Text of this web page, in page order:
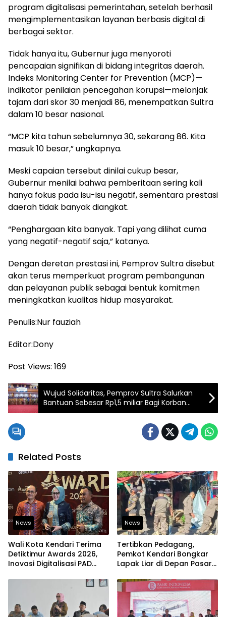
program digitalisasi pemerintahan, setelah berhasil
mengimplementasikan layanan berbasis digital di
berbagai sektor.
Tidak hanya itu, Gubernur juga menyoroti
pencapaian signifikan di bidang integritas daerah.
Indeks Monitoring Center for Prevention (MCP)—
indikator penilaian pencegahan korupsi—melonjak
tajam dari skor 30 menjadi 86, menempatkan Sultra
dalam 10 besar nasional.
“MCP kita tahun sebelumnya 30, sekarang 86. Kita
masuk 10 besar,” ungkapnya.
Meski capaian tersebut dinilai cukup besar,
Gubernur menilai bahwa pemberitaan sering kali
hanya fokus pada isu-isu negatif, sementara prestasi
daerah tidak banyak diangkat.
“Penghargaan kita banyak. Tapi yang dilihat cuma
yang negatif-negatif saja,” katanya.
Dengan deretan prestasi ini, Pemprov Sultra disebut
akan terus memperkuat program pembangunan
dan pelayanan publik sebagai bentuk komitmen
meningkatkan kualitas hidup masyarakat.
Penulis:Nur fauziah
Editor:Dony
Post Views: 169
Wujud Solidaritas, Pemprov Sultra Salurkan
Bantuan Sebesar Rp1,5 miliar Bagi Korban
Bencana di Aceh, Sumut dan Sumbar
Related Posts
News
Wali Kota Kendari Terima
Detiktimur Awards 2026,
Inovasi Digitalisasi PAD
News
Tertibkan Pedagang,
Pemkot Kendari Bongkar
Lapak Liar di Depan Pasar